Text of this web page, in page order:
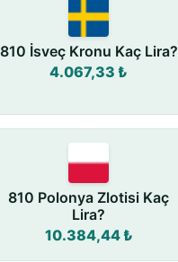
810 İsveç Kronu Kaç Lira?
4.067,33 ₺
810 Polonya Zlotisi Kaç
Lira?
10.384,44 ₺